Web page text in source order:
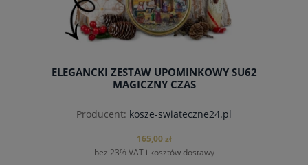
ELEGANCKI ZESTAW UPOMINKOWY SU62
MAGICZNY CZAS
Producent: kosze-swiateczne24.pl
165,00 zł
bez 23% VAT i kosztów dostawy